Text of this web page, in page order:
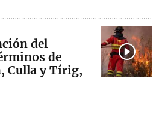
del
de
Culla y Tírig,